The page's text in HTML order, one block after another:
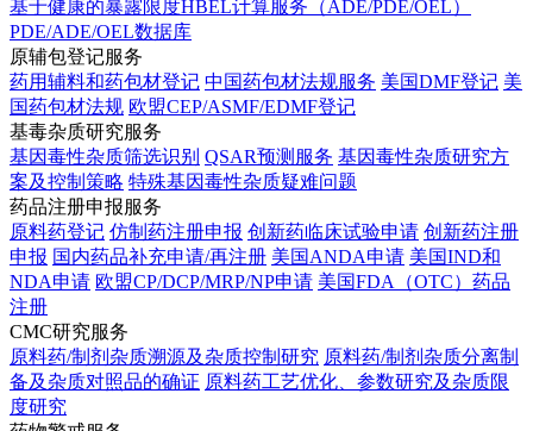
基于健康的暴露限度HBEL计算服务（ADE/PDE/OEL）
PDE/ADE/OEL数据库
原辅包登记服务
药用辅料和药包材登记 中国药包材法规服务 美国DMF登记 美
国药包材法规 欧盟CEP/ASMF/EDMF登记
基毒杂质研究服务
基因毒性杂质筛选识别 QSAR预测服务 基因毒性杂质研究方
案及控制策略 特殊基因毒性杂质疑难问题
药品注册申报服务
原料药登记 仿制药注册申报 创新药临床试验申请 创新药注册
申报 国内药品补充申请/再注册 美国ANDA申请 美国IND和
NDA申请 欧盟CP/DCP/MRP/NP申请 美国FDA（OTC）药品
注册
CMC研究服务
原料药/制剂杂质溯源及杂质控制研究 原料药/制剂杂质分离制
备及杂质对照品的确证 原料药工艺优化、参数研究及杂质限
度研究